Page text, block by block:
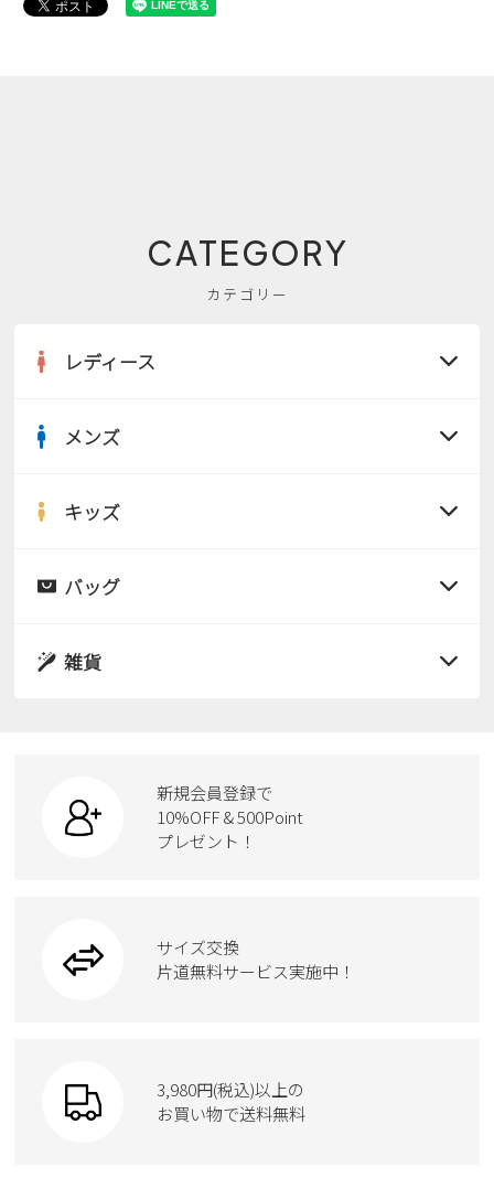
CATEGORY
カテゴリー
レディース
サンダル
スニーカー
カジュアルシューズ
ワークシューズ
ウェア
moz
メンズ
サンダル
ローファー
ブーツ
Parade
キッズ
サンダル
スクール
new balance
バッグ
ボディバッグ
ハンドバッグ
トートバッグ
雑貨
ケア用品
新規会員登録で
10%OFF & 500Point
プレゼント！
サイズ交換
片道無料サービス実施中！
3,980円(税込)以上の
お買い物で送料無料